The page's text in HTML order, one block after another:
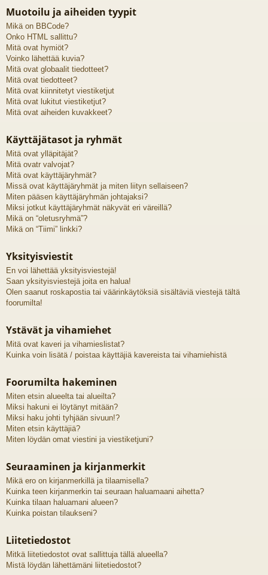
Muotoilu ja aiheiden tyypit
Mikä on BBCode?
Onko HTML sallittu?
Mitä ovat hymiöt?
Voinko lähettää kuvia?
Mitä ovat globaalit tiedotteet?
Mitä ovat tiedotteet?
Mitä ovat kiinnitetyt viestiketjut
Mitä ovat lukitut viestiketjut?
Mitä ovat aiheiden kuvakkeet?
Käyttäjätasot ja ryhmät
Mitä ovat ylläpitäjät?
Mitä ovatr valvojat?
Mitä ovat käyttäjäryhmät?
Missä ovat käyttäjäryhmät ja miten liityn sellaiseen?
Miten pääsen käyttäjäryhmän johtajaksi?
Miksi jotkut käyttäjäryhmät näkyvät eri väreillä?
Mikä on “oletusryhmä”?
Mikä on “Tiimi” linkki?
Yksityisviestit
En voi lähettää yksityisviestejä!
Saan yksityisviestejä joita en halua!
Olen saanut roskapostia tai väärinkäytöksiä sisältäviä viestejä tältä
foorumilta!
Ystävät ja vihamiehet
Mitä ovat kaveri ja vihamieslistat?
Kuinka voin lisätä / poistaa käyttäjiä kavereista tai vihamiehistä
Foorumilta hakeminen
Miten etsin alueelta tai alueilta?
Miksi hakuni ei löytänyt mitään?
Miksi haku johti tyhjään sivuun!?
Miten etsin käyttäjiä?
Miten löydän omat viestini ja viestiketjuni?
Seuraaminen ja kirjanmerkit
Mikä ero on kirjanmerkillä ja tilaamisella?
Kuinka teen kirjanmerkin tai seuraan haluamaani aihetta?
Kuinka tilaan haluamani alueen?
Kuinka poistan tilaukseni?
Liitetiedostot
Mitkä liitetiedostot ovat sallittuja tällä alueella?
Mistä löydän lähettämäni liitetiedostot?